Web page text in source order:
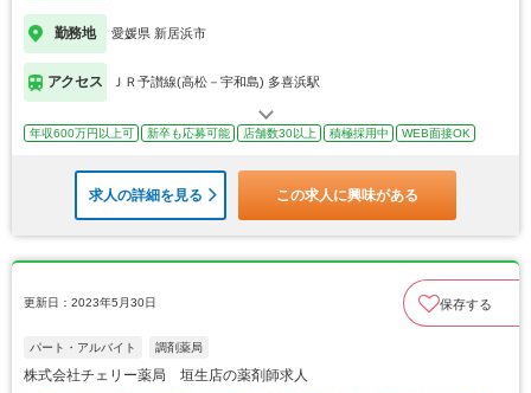
勤務地 愛媛県 新居浜市
アクセス ＪＲ予讃線(高松－宇和島) 多喜浜駅
年収600万円以上可 新卒も応募可能 店舗数30以上 積極採用中 WEB面接OK
求人の詳細を見る この求人に興味がある
更新日：2023年5月30日 保存する
パート・アルバイト 調剤薬局
株式会社チェリー薬局 垣生店の薬剤師求人